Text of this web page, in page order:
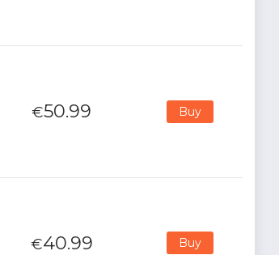
€50.99 Buy
€40.99 Buy